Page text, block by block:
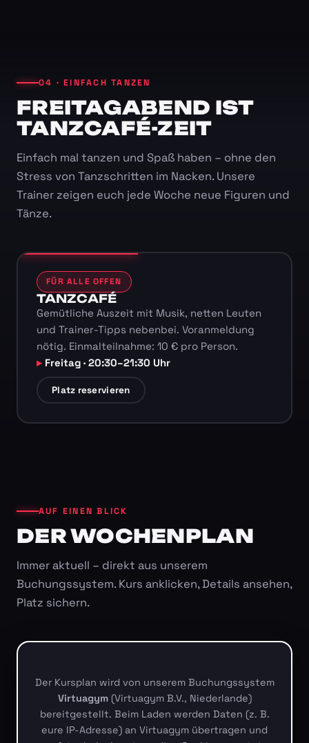
04 · EINFACH TANZEN
FREITAGABEND IST
TANZCAFÉ-ZEIT
Einfach mal tanzen und Spaß haben – ohne den
Stress von Tanzschritten im Nacken. Unsere
Trainer zeigen euch jede Woche neue Figuren und
Tänze.
FÜR ALLE OFFEN
TANZCAFÉ
Gemütliche Auszeit mit Musik, netten Leuten
und Trainer-Tipps nebenbei. Voranmeldung
nötig. Einmalteilnahme: 10 € pro Person.
Freitag · 20:30–21:30 Uhr
Platz reservieren
AUF EINEN BLICK
DER WOCHENPLAN
Immer aktuell – direkt aus unserem
Buchungssystem. Kurs anklicken, Details ansehen,
Platz sichern.
Der Kursplan wird von unserem Buchungssystem
Virtuagym(Virtuagym B.V., Niederlande)
bereitgestellt. Beim Laden werden Daten (z. B.
eure IP-Adresse) an Virtuagym übertragen und